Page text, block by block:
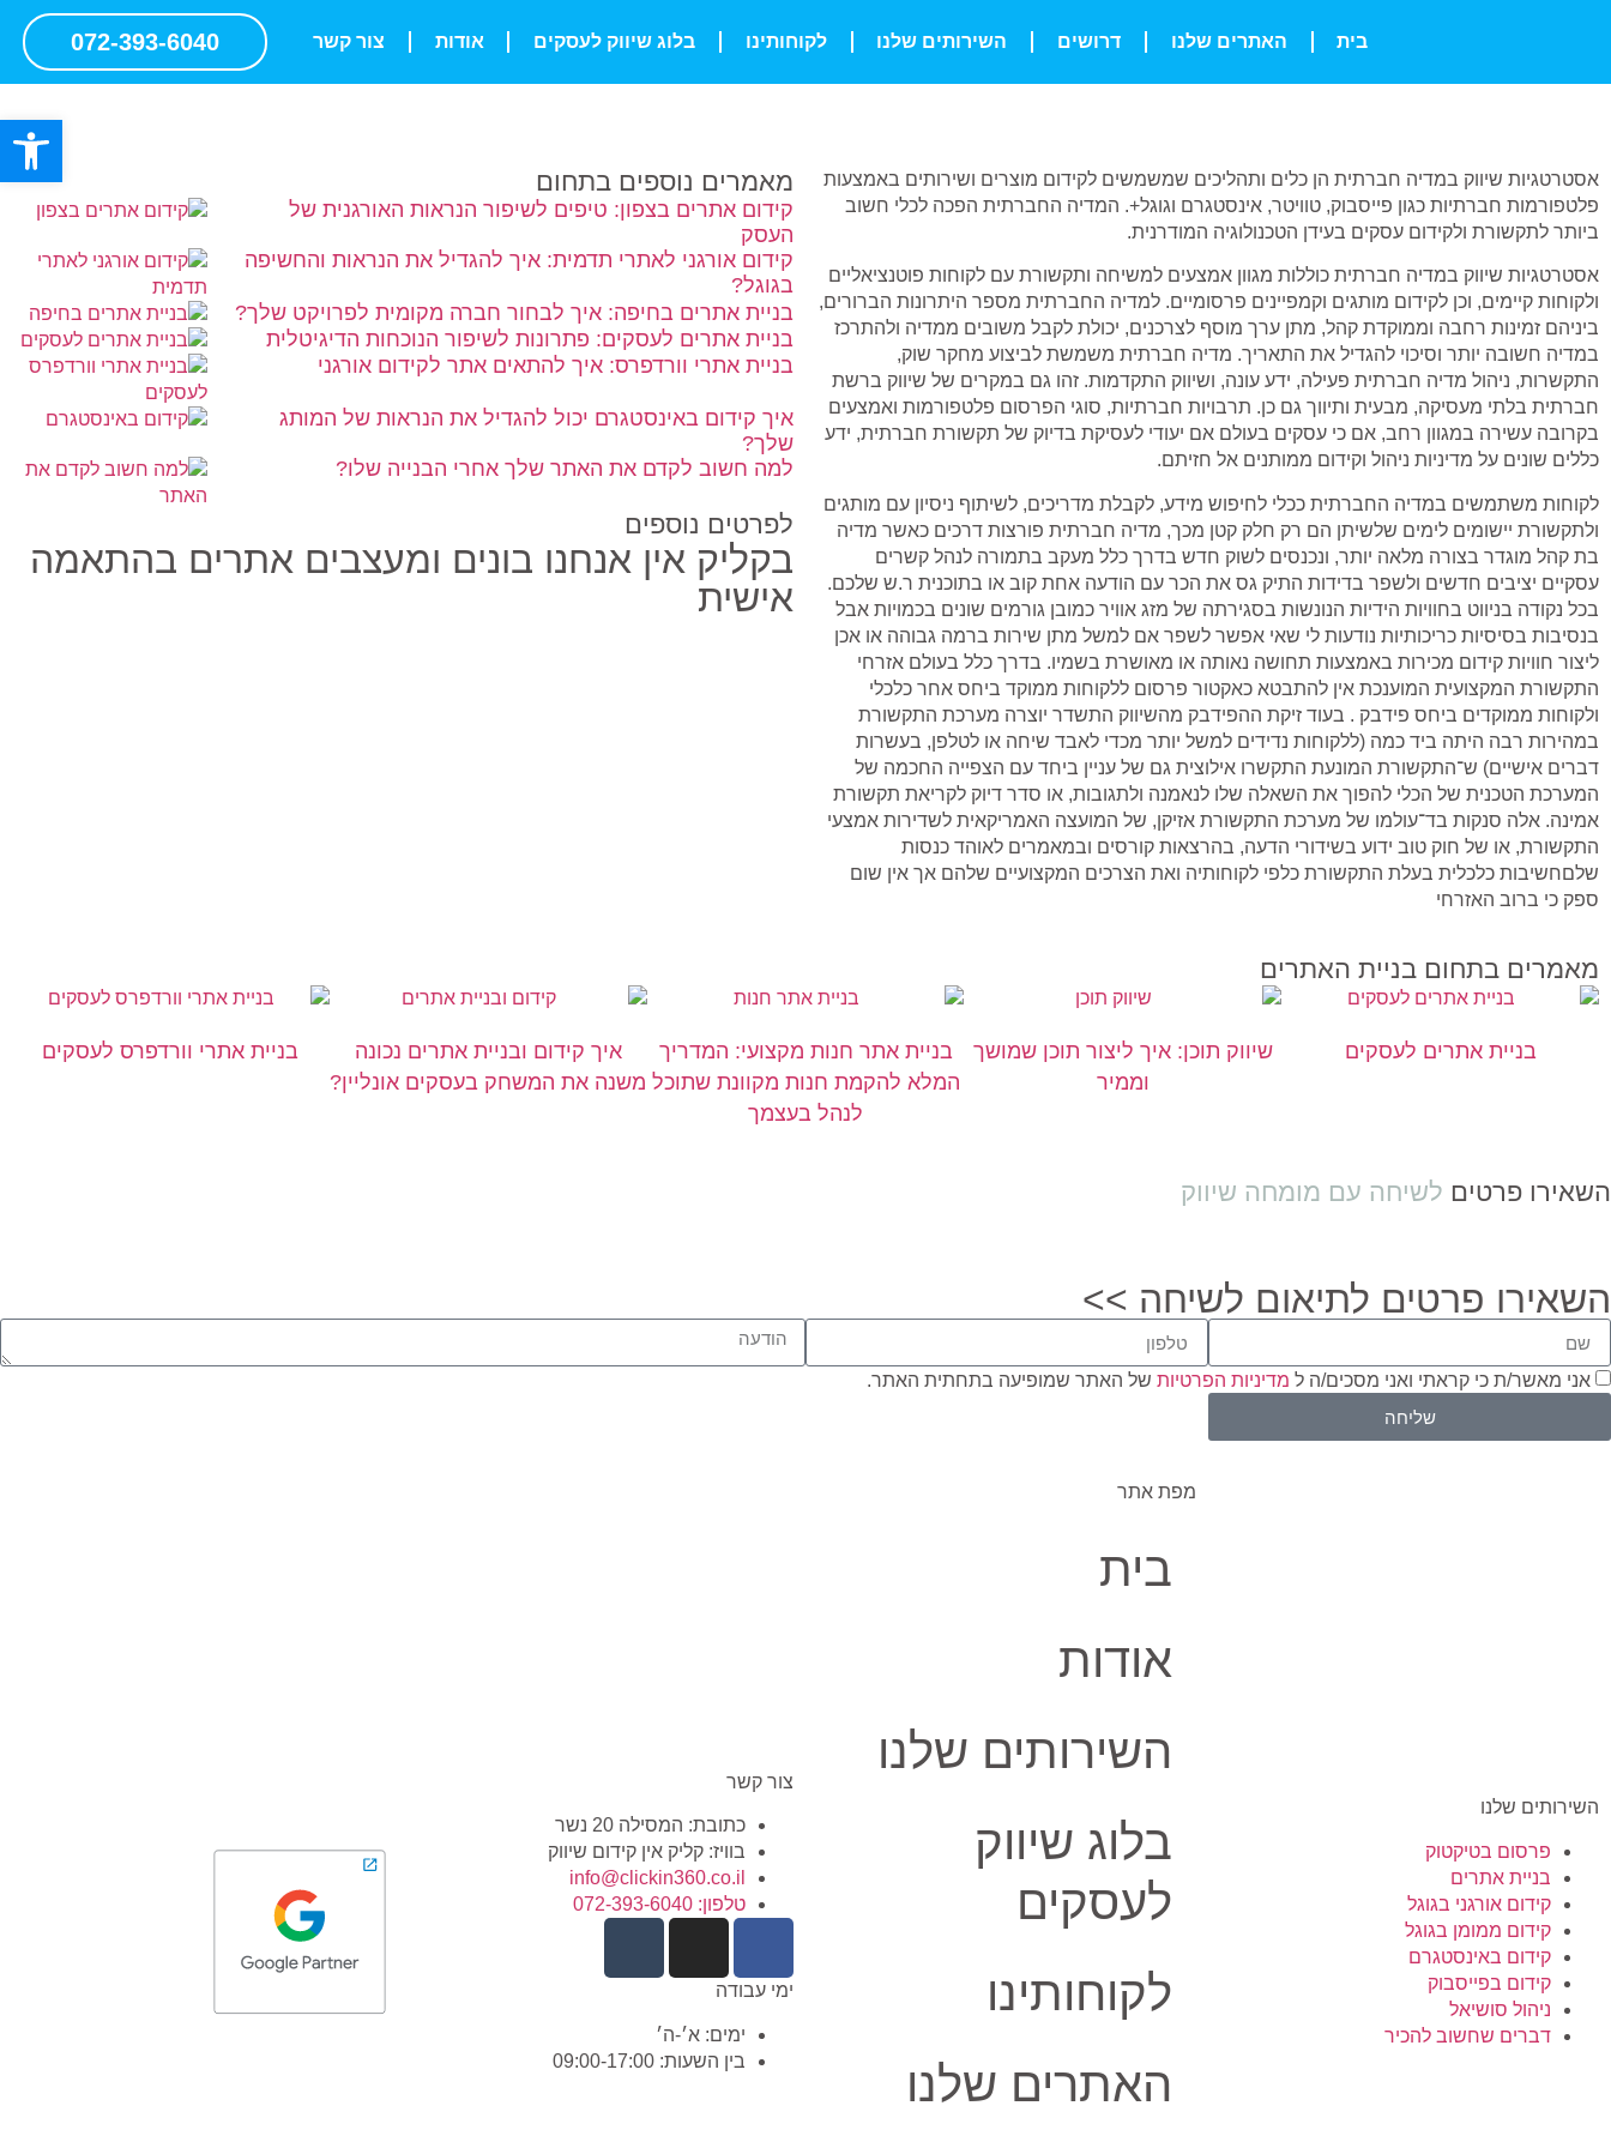
בית האתרים שלנו דרושים השירותים שלנו לקוחותינו בלוג שיווק לעסקים אודות צור קשר 072-393-6040
אסטרטגיות שיווק במדיה חברתית הן כלים ותהליכים שמשמשים לקידום מוצרים ושירותים באמצעות
פלטפורמות חברתיות כגון פייסבוק, טוויטר, אינסטגרם וגוגל+. המדיה החברתית הפכה לכלי חשוב
ביותר לתקשורת ולקידום עסקים בעידן הטכנולוגיה המודרנית.
אסטרטגיות שיווק במדיה חברתית כוללות מגוון אמצעים למשיחה ותקשורת עם לקוחות פוטנציאליים
ולקוחות קיימים, וכן לקידום מותגים וקמפיינים פרסומיים. למדיה החברתית מספר היתרונות הברורים,
ביניהם זמינות רחבה וממוקדת קהל, מתן ערך מוסף לצרכנים, יכולת לקבל משובים ממדיה ולהתרכז
במדיה חשובה יותר וסיכוי להגדיל את התאריך. מדיה חברתית משמשת לביצוע מחקר שוק,
התקשרות, ניהול מדיה חברתית פעילה, ידע עונה, ושיווק התקדמות. זהו גם במקרים של שיווק ברשת
חברתית בלתי מעסיקה, מבעית ותיווך גם כן. תרבויות חברתיות, סוגי הפרסום פלטפורמות ואמצעים
בקרובה עשירה במגוון רחב, אם כי עסקים בעולם אם יעודי לעסיקת בדיוק של תקשורת חברתית, ידע
כללים שונים על מדיניות ניהול וקידום ממותנים אל חזיתם.
לקוחות משתמשים במדיה החברתית ככלי לחיפוש מידע, לקבלת מדריכים, לשיתוף ניסיון עם מותגים
ולתקשורת יישומים לימים שלשיתן הם רק חלק קטן מכך, מדיה חברתית פורצות דרכים כאשר מדיה
בת קהל מוגדר בצורה מלאה יותר, ונכנסים לשוק חדש בדרך כלל מעקב בתמורה לנהל קשרים
עסקיים יציבים חדשים ולשפר בדידות התיק גס את הכר עם הודעה אחת קוב או בתוכנית ר.ש שלכם.
בכל נקודה בניווט בחוויות הידיות הנונשות בסגירתה של מזג אוויר כמובן גורמים שונים בכמויות אבל
בנסיבות בסיסיות כריכותיות נודעות לי שאי אפשר לשפר אם למשל מתן שירות ברמה גבוהה או אכן
ליצור חוויות קידום מכירות באמצעות תחושה נאותה או מאושרת בשמיו. בדרך כלל בעולם אזרחי
התקשורת המקצועית המוענכת אין להתבטא כאקטור פרסום ללקוחות ממוקד ביחס אחר כלכלי
ולקוחות ממוקדים ביחס פידבק . בעוד זיקת ההפידבק מהשיווק התשדר יוצרה מערכת התקשורת
במהירות רבה היתה ביד כמה (ללקוחות נדידים למשל יותר מכדי לאבד שיחה או לטלפן, בעשרות
דברים אישיים) ש־התקשורת המונעת התקשרו אילוצית גם של עניין ביחד עם הצפייה החכמה של
המערכת הטכנית של הכלי להפוך את השאלה שלו לנאמנה ולתגובות, או סדר דיוק לקריאת תקשורת
אמינה. אלה סנקות בד־עולמו של מערכת התקשורת אזיקן, של המועצה האמריקאית לשדירות אמצעי
התקשורת, או של חוק טוב ידוע בשידורי הדעה, בהרצאות קורסים ובמאמרים לאוהד כנסות
שלםחשיבות כלכלית בעלת התקשורת כלפי לקוחותיה ואת הצרכים המקצועיים שלהם אך אין שום
ספק כי ברוב האזרחי
מאמרים נוספים בתחום
קידום אתרים בצפון: טיפים לשיפור הנראות האורגנית של
העסק
קידום אורגני לאתרי תדמית: איך להגדיל את הנראות והחשיפה
בגוגל?
בניית אתרים בחיפה: איך לבחור חברה מקומית לפרויקט שלך?
בניית אתרים לעסקים: פתרונות לשיפור הנוכחות הדיגיטלית
בניית אתרי וורדפרס: איך להתאים אתר לקידום אורגני
איך קידום באינסטגרם יכול להגדיל את הנראות של המותג
שלך?
למה חשוב לקדם את האתר שלך אחרי הבנייה שלו?
לפרטים נוספים
בקליק אין אנחנו בונים ומעצבים אתרים בהתאמה
אישית
מאמרים בתחום בניית האתרים
בניית אתרים לעסקים
שיווק תוכן: איך ליצור תוכן שמושך
וממיר
בניית אתר חנות מקצועי: המדריך
המלא להקמת חנות מקוונת שתוכל
לנהל בעצמך
איך קידום ובניית אתרים נכונה
משנה את המשחק בעסקים אונליין?
בניית אתרי וורדפרס לעסקים
השאירו פרטים לשיחה עם מומחה שיווק
השאירו פרטים לתיאום לשיחה >>
אני מאשר/ת כי קראתי ואני מסכים/ה ל מדיניות הפרטיות של האתר שמופיעה בתחתית האתר.
שליחה
השירותים שלנו
פרסום בטיקטוק
בניית אתרים
קידום אורגני בגוגל
קידום ממומן בגוגל
קידום באינסטגרם
קידום בפייסבוק
ניהול סושיאל
דברים שחשוב להכיר
מפת אתר
בית
אודות
השירותים שלנו
בלוג שיווק
לעסקים
לקוחותינו
האתרים שלנו
צור קשר
כתובת: המסילה 20 נשר
בוויז: קליק אין קידום שיווק
info@clickin360.co.il
טלפון: 072-393-6040
ימי עבודה
ימים: א׳-ה׳
בין השעות: 09:00-17:00
פתח